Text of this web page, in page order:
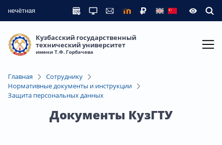
нечётная
Кузбасский государственный
технический университет
имени Т.Ф. Горбачева
Главная
Сотруднику
Нормативные документы и инструкции
Защита персональных данных
Документы КузГТУ